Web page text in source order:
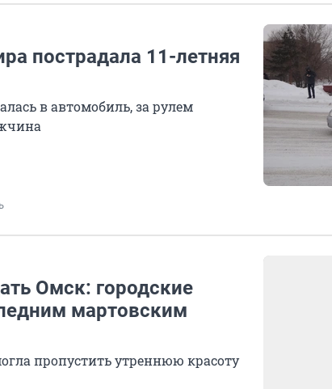
пострадала 11-летняя
в автомобиль, за рулем
Омск: городские
мартовским
пропустить утреннюю красоту